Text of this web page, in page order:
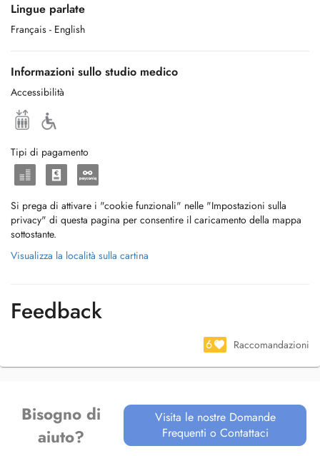
Lingue parlate
Français - English
Informazioni sullo studio medico
Accessibilità
Tipi di pagamento
Si prega di attivare i "cookie funzionali" nelle "Impostazioni sulla
privacy" di questa pagina per consentire il caricamento della mappa
sottostante.
Visualizza la località sulla cartina
Feedback
6 Raccomandazioni
Bisogno di
aiuto?
Visita le nostre Domande
Frequenti o Contattaci